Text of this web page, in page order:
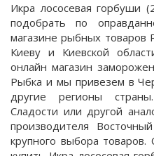
Икра лососевая горбуши
подобрать по
магазине рыбных товаров
Киеву и Киевской
онлайн магазин
Рыбка и мы привезем в
другие регионы
Сладости или другой
производителя
крупного выбора